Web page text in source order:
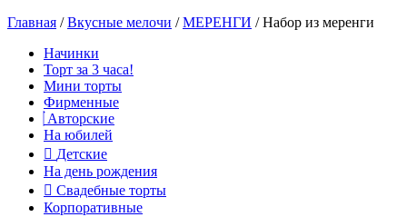
Главная /Вкусные мелочи /МЕРЕНГИ / Набор из меренги
Начинки
Торт за 3 часа!
Мини торты
Фирменные
Авторские
На юбилей
Детские
На день рождения
Свадебные торты
Корпоративные